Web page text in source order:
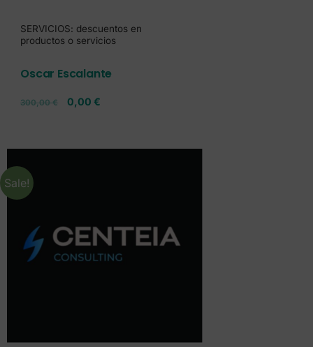
SERVICIOS: descuentos en
productos o servicios
Oscar Escalante
300,00€ 0,00 €
Sale!